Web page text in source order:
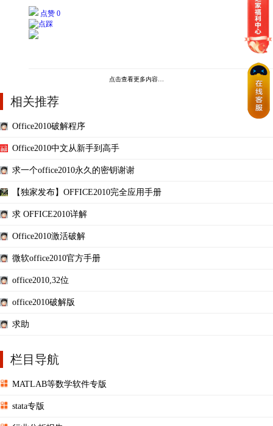
点赞 0
点击查看更多内容…
相关推荐
Office2010破解程序
Office2010中文从新手到高手
求一个office2010永久的密钥谢谢
【独家发布】OFFICE2010完全应用手册
求 OFFICE2010详解
Office2010激活破解
微软office2010官方手册
office2010,32位
office2010破解版
求助
栏目导航
MATLAB等数学软件专版
stata专版